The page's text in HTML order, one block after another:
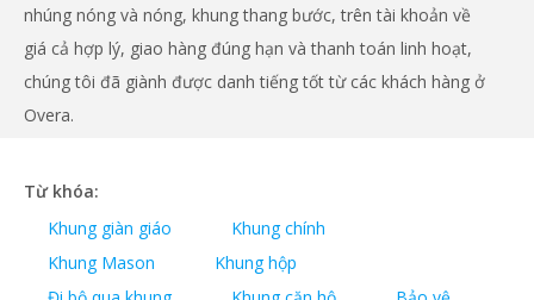
nhúng nóng và nóng, khung thang bước, trên tài khoản về
giá cả hợp lý, giao hàng đúng hạn và thanh toán linh hoạt,
chúng tôi đã giành được danh tiếng tốt từ các khách hàng ở
Overa.
Từ khóa:
Khung giàn giáo
Khung chính
Khung Mason
Khung hộp